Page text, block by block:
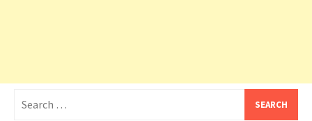
for: